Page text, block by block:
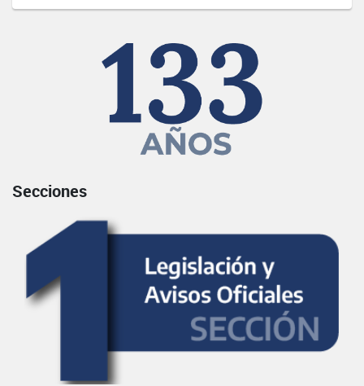
Secciones